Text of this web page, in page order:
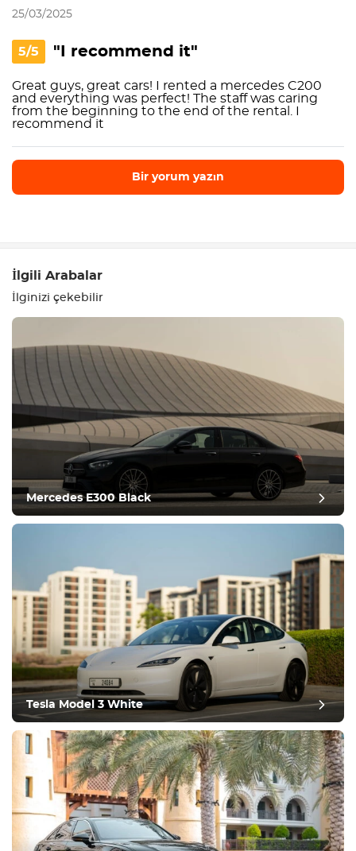
25/03/2025
5/5 "I recommend it"
Great guys, great cars! I rented a mercedes C200
and everything was perfect! The staff was caring
from the beginning to the end of the rental. I
recommend it
Bir yorum yazın
Ekipman
İklim Kontrolü
Sürüş
Durum
inceleme sonrası
İlgili Arabalar
İlginizi çekebilir
Mercedes E300 Black
Tesla Model 3 White